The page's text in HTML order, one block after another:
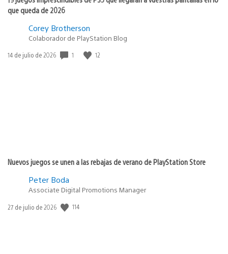
que queda de 2026
Corey Brotherson
Colaborador de PlayStation Blog
Fecha
14 de julio de 2026 1 12
Nuevos juegos se unen a las rebajas de verano de PlayStation Store
Peter Boda
Associate Digital Promotions Manager
Fecha
27 de julio de 2026 114